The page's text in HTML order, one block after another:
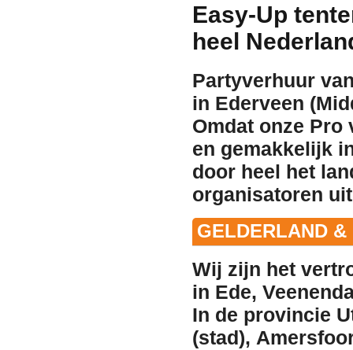
Easy-Up
heel
Partyverhuur
in Ederveen
Omdat onze
en gemakkelijk
door heel het
organisatoren
GELDERLAND &
Wij zijn het
in Ede,
In de provincie
(stad),